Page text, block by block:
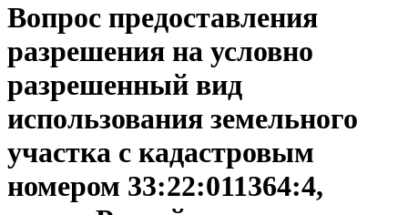
Вопрос предоставления
разрешения на условно
разрешенный вид
использования земельного
участка с кадастровым
номером 33:22:011364:4,